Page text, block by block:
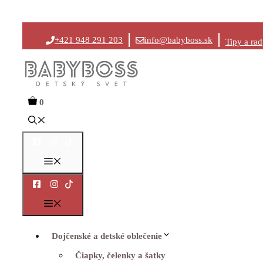
na
obsah
+421 948 291 203 info@babyboss.sk Tipy a
0
Dojčenské a detské oblečenie
Čiapky, čelenky a šatky